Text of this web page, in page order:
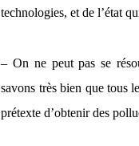
technologies, et de l’état
– On ne peut pas se
savons très bien que tous
prétexte d’obtenir des